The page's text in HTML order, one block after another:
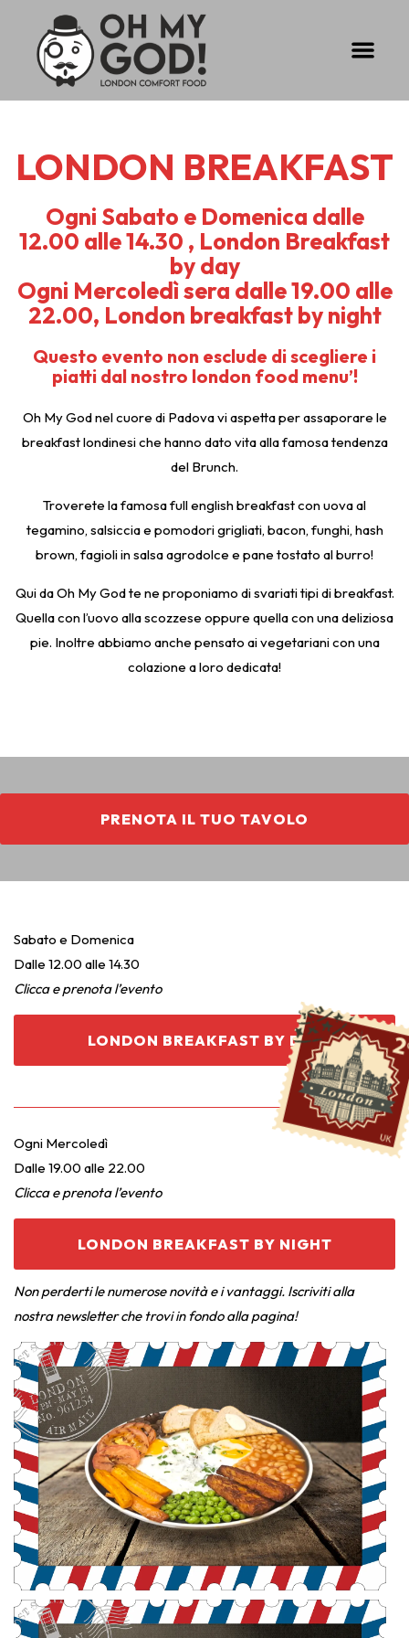
contenuto
LONDON BREAKFAST
Ogni Sabato e Domenica dalle
12.00 alle 14.30 , London Breakfast
by day
Ogni Mercoledì sera dalle 19.00 alle
22.00, London breakfast by night
Questo evento non esclude di scegliere i
piatti dal nostro london food menu’!
Oh My God nel cuore di Padova vi aspetta per assaporare le
breakfast londinesi che hanno dato vita alla famosa tendenza
del Brunch.
Troverete la famosa full english breakfast con uova al
tegamino, salsiccia e pomodori grigliati, bacon, funghi, hash
brown, fagioli in salsa agrodolce e pane tostato al burro!
Qui da Oh My God te ne proponiamo di svariati tipi di breakfast.
Quella con l’uovo alla scozzese oppure quella con una deliziosa
pie. Inoltre abbiamo anche pensato ai vegetariani con una
colazione a loro dedicata!
PRENOTA IL TUO TAVOLO
Sabato e Domenica
Dalle 12.00 alle 14.30
Clicca e prenota l’evento
LONDON BREAKFAST BY DAY
Ogni Mercoledì
Dalle 19.00 alle 22.00
Clicca e prenota l’evento
LONDON BREAKFAST BY NIGHT
Non perderti le numerose novità e i vantaggi. Iscriviti alla
nostra newsletter che trovi in fondo alla pagina!